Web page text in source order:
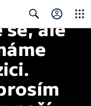
Search
se, ale